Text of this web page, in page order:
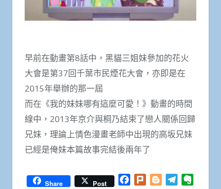
早前在動畫第8話中，黑貓三姐妹參加的花火
大會是第37回千葉市民煙花大會，亦即是在
2015年舉辦的​​那一屆
而在《我的妹妹哪有這麼可愛！》動畫的時間
線中，2013年京介與桐乃結束了戀人關係回歸
兄妹，理論上情色漫畫老師中出現的高坂兄妹
已經是俺妹本篇故事完結後兩年了
Share Post Facebook
Plurk BloggerTelegram